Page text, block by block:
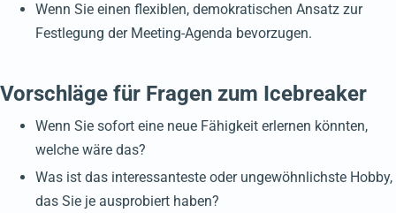
Wenn Sie einen flexiblen, demokratischen Ansatz zur
Festlegung der Meeting-Agenda bevorzugen.
Vorschläge für Fragen zum Icebreaker
Wenn Sie sofort eine neue Fähigkeit erlernen könnten,
welche wäre das?
Was ist das interessanteste oder ungewöhnlichste Hobby,
das Sie je ausprobiert haben?